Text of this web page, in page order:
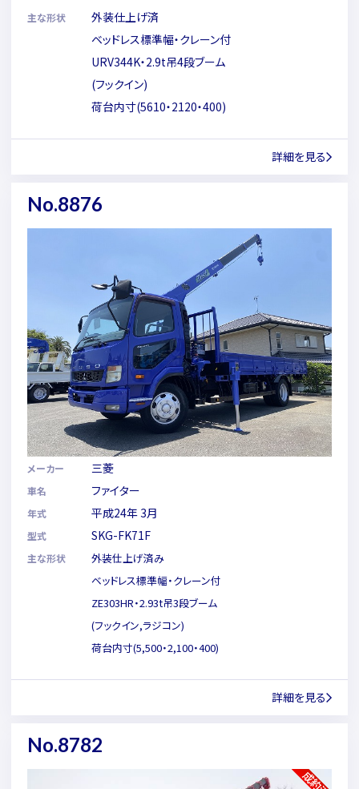
主な形状
外装仕上げ済
ベッドレス標準幅・クレーン付
URV344K・2.9t吊4段ブーム
(フックイン)
荷台内寸(5610・2120・400)
詳細を見る
No.8876
メーカー 三菱
車名 ファイター
年式 平成24年 3月
型式 SKG-FK71F
主な形状
外装仕上げ済み
ベッドレス標準幅・クレーン付
ZE303HR・2.93t吊3段ブーム
(フックイン,ラジコン)
荷台内寸(5,500・2,100・400)
詳細を見る
No.8782